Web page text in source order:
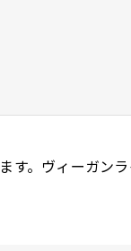
す。ヴィーガン